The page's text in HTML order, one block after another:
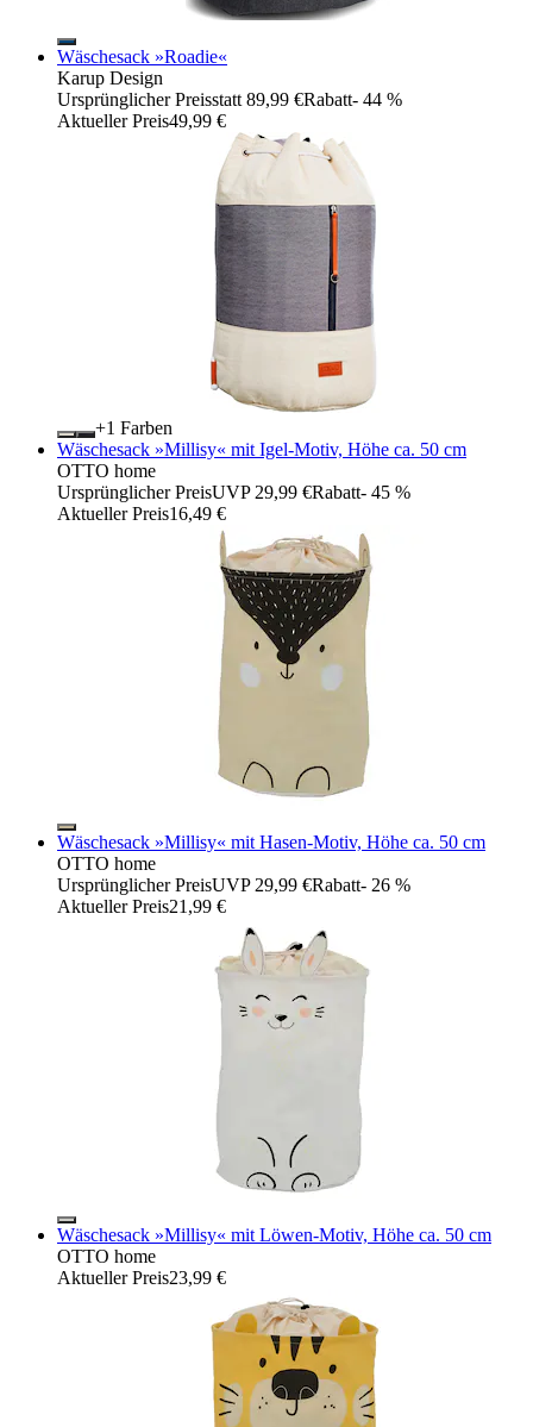
Wäschesack »Roadie«
Karup Design
Ursprünglicher Preisstatt 89,99 €Rabatt- 44 %
Aktueller Preis49,99 €
+
Farben
Wäschesack »Millisy« mit Igel-Motiv, Höhe ca. 50 cm
OTTO home
Ursprünglicher PreisUVP 29,99 €Rabatt- 45 %
Aktueller Preis16,49 €
Wäschesack »Millisy« mit Hasen-Motiv, Höhe ca. 50 cm
OTTO home
Ursprünglicher PreisUVP 29,99 €Rabatt- 26 %
Aktueller Preis21,99 €
Wäschesack »Millisy« mit Löwen-Motiv, Höhe ca. 50 cm
OTTO home
Aktueller Preis23,99 €